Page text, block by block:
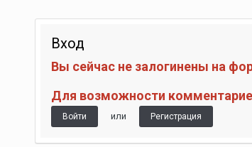
Вход
Вы сейчас не залогинены на
Для возможности
Войти или Регистрация